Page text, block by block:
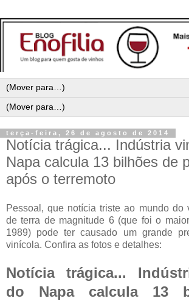
terça-feira, 26 de agosto de 2014
Notícia trágica... Indústria
Napa calcula 13 bilhões de
após o terremoto
Pessoal, que notícia triste ao mundo do
de terra de magnitude 6 (que foi o
1989) pode ter causado um grande
vinícola. Confira as fotos e detalhes:
Notícia trágica...
do Napa calcula 13